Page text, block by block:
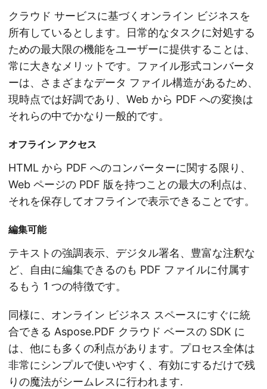
クラウド サービスに基づくオンライン ビジネスを
所有しているとします。日常的なタスクに対処する
ための最大限の機能をユーザーに提供することは、
常に大きなメリットです。ファイル形式コンバータ
ーは、さまざまなデータ ファイル構造があるため、
現時点では好調であり、Web から PDF への変換は
それらの中でかなり一般的です。
オフライン アクセス
HTML から PDF へのコンバーターに関する限り、
Web ページの PDF 版を持つことの最大の利点は、
それを保存してオフラインで表示できることです。
編集可能
テキストの強調表示、デジタル署名、豊富な注釈な
ど、自由に編集できるのも PDF ファイルに付属す
るもう 1 つの特徴です。
同様に、オンライン ビジネス スペースにすぐに統
合できる Aspose.PDF クラウド ベースの SDK に
は、他にも多くの利点があります。プロセス全体は
非常にシンプルで使いやすく、有効にするだけで残
りの魔法がシームレスに行われます.